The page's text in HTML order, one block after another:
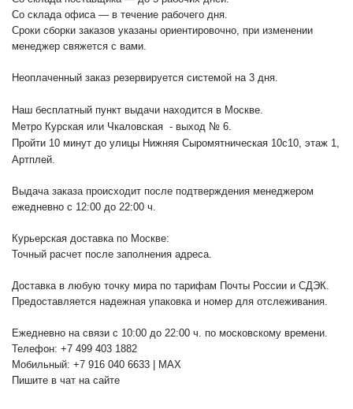
Со склада офиса — в течение рабочего дня.
Сроки сборки заказов указаны ориентировочно, при изменении
менеджер свяжется с вами.
Неоплаченный заказ резервируется системой на 3 дня.
Наш бесплатный пункт выдачи находится в Москве.
Метро Курская или Чкаловская - выход № 6.
Пройти 10 минут до улицы Нижняя Сыромятническая 10с10, этаж 1,
Артплей.
Выдача заказа происходит после подтверждения менеджером
ежедневно с 12:00 до 22:00 ч.
Курьерская доставка по Москве:
Точный расчет после заполнения адреса.
Доставка в любую точку мира по тарифам Почты России и СДЭК.
Предоставляется надежная упаковка и номер для отслеживания.
Ежедневно на связи с 10:00 до 22:00 ч. по московскому времени.
Телефон: +7 499 403 1882
Мобильный: +7 916 040 6633 | MAX
Пишите в чат на сайте